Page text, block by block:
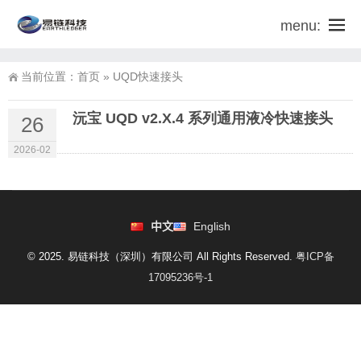
menu:
当前位置： 首页 » UQD快速接头
26
2026-02
沅宝 UQD v2.X.4 系列通用液冷快速接头
中文 English
© 2025. 易链科技（深圳）有限公司 All Rights Reserved. 粤ICP备
17095236号-1